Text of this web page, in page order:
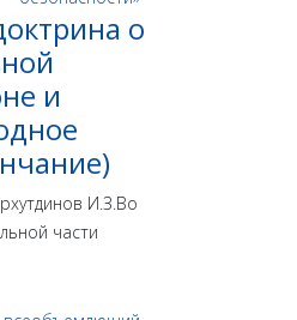
о
и
И.З.Во
части